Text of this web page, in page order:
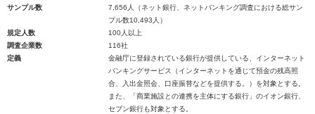
サンプル数
7,656人（ネット銀行、ネットバンキング調査における総サン
プル数10,493人）
規定人数
100人以上
調査企業数
116社
定義
金融庁に登録されている銀行が提供している、インターネット
バンキングサービス（インターネットを通じて預金の残高照
合、入出金照会、口座振替などを提供する。）を対象とする。
また、「商業施設との連携を主体にする銀行」のイオン銀行、
セブン銀行も対象とする。